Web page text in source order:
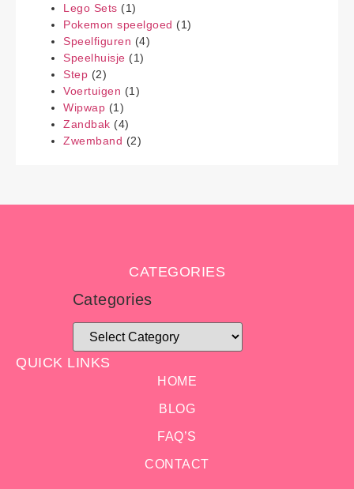
Lego Sets (1)
Pokemon speelgoed (1)
Speelfiguren (4)
Speelhuisje (1)
Step (2)
Voertuigen (1)
Wipwap (1)
Zandbak (4)
Zwemband (2)
CATEGORIES
Categories
QUICK LINKS
HOME
BLOG
FAQ’S
CONTACT